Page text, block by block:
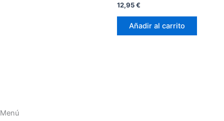
Valorado
con
0
12,95€
Añadir al carrito
Menú